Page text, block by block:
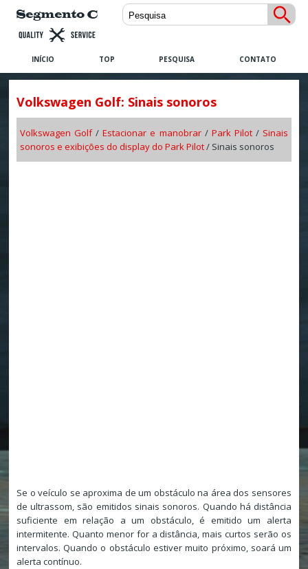
INÍCIO TOP PESQUISA CONTATO
Volkswagen Golf: Sinais sonoros
Volkswagen Golf/Estacionar e manobrar/ Park Pilot/ Sinais
sonoros e exibições do display do Park Pilot/ Sinais sonoros
Se o veículo se aproxima de um obstáculo na área dos sensores
de ultrassom, são emitidos sinais sonoros. Quando há distância
suficiente em relação a um obstáculo, é emitido um alerta
intermitente. Quanto menor for a distância, mais curtos serão os
intervalos. Quando o obstáculo estiver muito próximo, soará um
alerta contínuo.